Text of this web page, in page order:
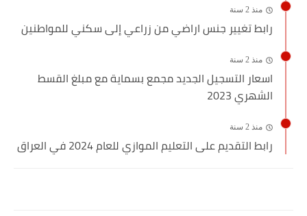
منذ 2 سنة
رابط تغيير جنس اراضي من زراعي إلى سكني للمواطنين
منذ 2 سنة
اسعار التسجيل الجديد مجمع بسماية مع مبلغ القسط
الشهري 2023
منذ 2 سنة
رابط التقديم على التعليم الموازي للعام 2024 في العراق